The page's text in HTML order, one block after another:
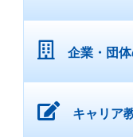
企業・団体
キャリア